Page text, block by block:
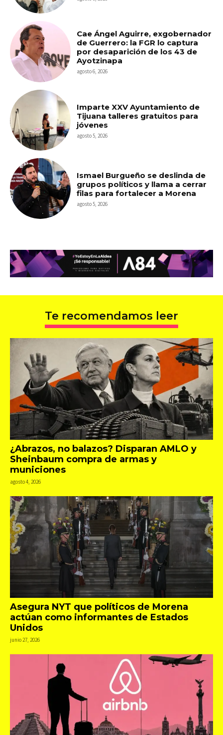
Cae Ángel Aguirre, exgobernador
de Guerrero: la FGR lo captura
por desaparición de los 43 de
Ayotzinapa
agosto 6, 2026
Imparte XXV Ayuntamiento de
Tijuana talleres gratuitos para
jóvenes
agosto 5, 2026
Ismael Burgueño se deslinda de
grupos políticos y llama a cerrar
filas para fortalecer a Morena
agosto 5, 2026
Te recomendamos leer
¿Abrazos, no balazos? Disparan AMLO y
Sheinbaum compra de armas y
municiones
agosto 4, 2026
Asegura NYT que políticos de Morena
actúan como informantes de Estados
Unidos
junio 27, 2026